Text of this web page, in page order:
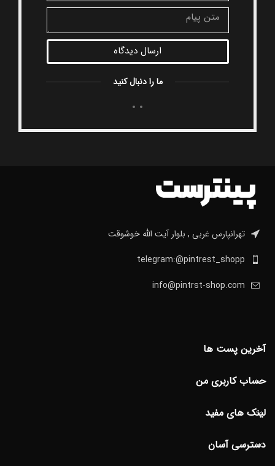
ارسال دیدگاه
ما را دنبال کنید
تهرانپارس غربی , بلوار آیت الله خوشوقت
telegram:@pintrest_shopp
info@pintrst-shop.com
آخرین پست ها
حساب کاربری من
لینک های مفید
دسترسی آسان